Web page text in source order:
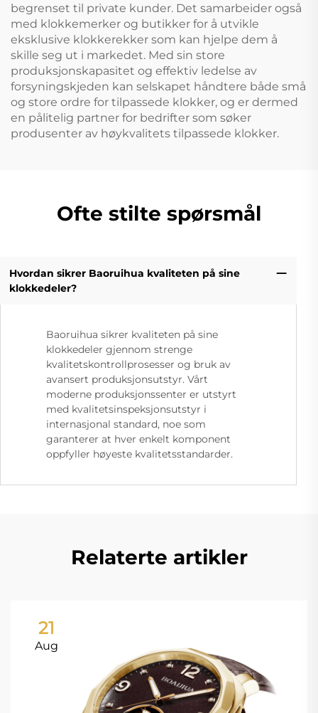
begrenset til private kunder. Det samarbeider også
med klokkemerker og butikker for å utvikle
eksklusive klokkerekker som kan hjelpe dem å
skille seg ut i markedet. Med sin store
produksjonskapasitet og effektiv ledelse av
forsyningskjeden kan selskapet håndtere både små
og store ordre for tilpassede klokker, og er dermed
en pålitelig partner for bedrifter som søker
produsenter av høykvalitets tilpassede klokker.
Ofte stilte spørsmål
Hvordan sikrer Baoruihua kvaliteten på sine
klokkedeler?
Baoruihua sikrer kvaliteten på sine
klokkedeler gjennom strenge
kvalitetskontrollprosesser og bruk av
avansert produksjonsutstyr. Vårt
moderne produksjonssenter er utstyrt
med kvalitetsinspeksjonsutstyr i
internasjonal standard, noe som
garanterer at hver enkelt komponent
oppfyller høyeste kvalitetsstandarder.
Relaterte artikler
21
Aug